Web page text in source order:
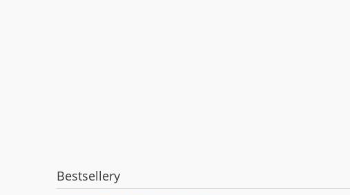
Bestsellery